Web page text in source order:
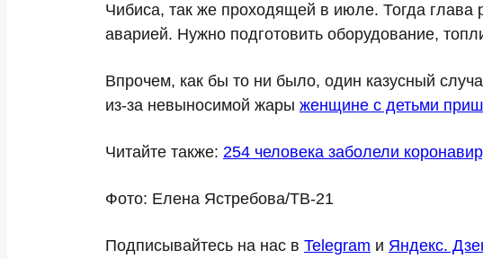
Чибиса, так же проходящей в июле. Тогда глава
аварией. Нужно подготовить оборудование,
Впрочем, как бы то ни было, один казусный
из-за невыносимой жары женщине с детьми
Читайте также: 254 человека заболели
Фото: Елена Ястребова/ТВ-21
Подписывайтесь на нас в Telegram и Яндекс.